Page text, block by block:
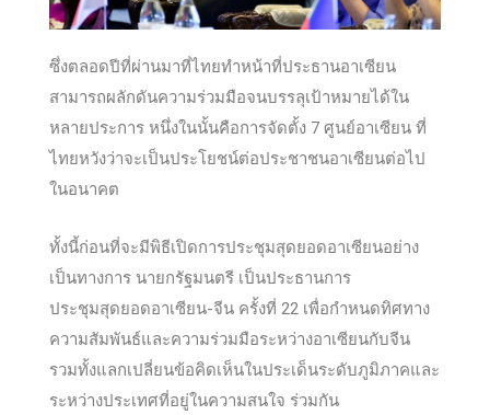
ซึ่งตลอดปีที่ผ่านมาที่ไทยทำหน้าที่ประธานอาเซียน
สามารถผลักดันความร่วมมือจนบรรลุเป้าหมายได้ใน
หลายประการ หนึ่งในนั้นคือการจัดตั้ง 7 ศูนย์อาเซียน ที่
ไทยหวังว่าจะเป็นประโยชน์ต่อประชาชนอาเซียนต่อไป
ในอนาคต
ทั้งนี้ก่อนที่จะมีพิธีเปิดการประชุมสุดยอดอาเซียนอย่าง
เป็นทางการ นายกรัฐมนตรี เป็นประธานการ
ประชุมสุดยอดอาเซียน-จีน ครั้งที่ 22 เพื่อกำหนดทิศทาง
ความสัมพันธ์และความร่วมมือระหว่างอาเซียนกับจีน
รวมทั้งแลกเปลี่ยนข้อคิดเห็นในประเด็นระดับภูมิภาคและ
ระหว่างประเทศที่อยู่ในความสนใจ ร่วมกัน